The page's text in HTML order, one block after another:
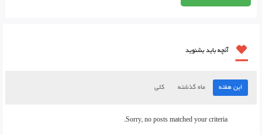
آنچه باید بشنوید
این هفته ماه گذشته کلی
Sorry, no posts matched your criteria.